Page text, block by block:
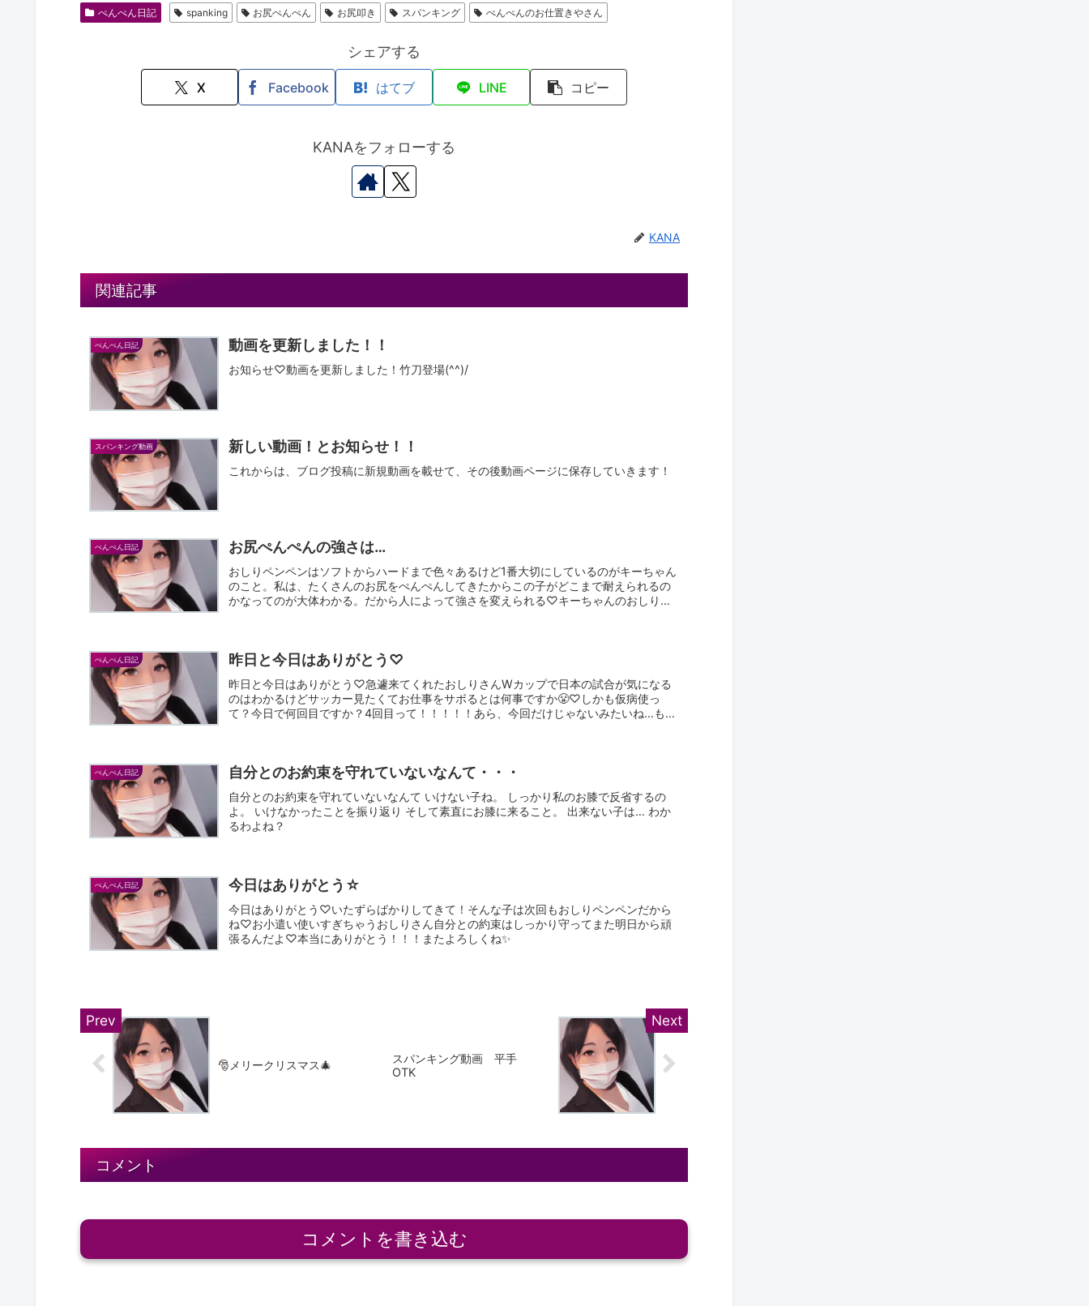
ぺんぺん日記 spanking お尻ぺんぺん お尻叩き スパンキング ぺんぺんのお仕置きやさん
シェアする
X Facebook はてブ LINE コピー
KANAをフォローする
KANA
関連記事
ぺんぺん日記 動画を更新しました！！
お知らせ♡動画を更新しました！竹刀登場(^^)/
スパンキング動画 新しい動画！とお知らせ！！
これからは、ブログ投稿に新規動画を載せて、その後動画ページに保存していきます！
ぺんぺん日記 お尻ぺんぺんの強さは…
おしりペンペンはソフトからハードまで色々あるけど1番大切にしているのがキーちゃん
のこと。私は、たくさんのお尻をぺんぺんしてきたからこの子がどこまで耐えられるの
かなってのが大体わかる。だから人によって強さを変えられる♡キーちゃんのおしりを
ぺんぺん日記 昨日と今日はありがとう♡
昨日と今日はありがとう♡急遽来てくれたおしりさんWカップで日本の試合が気になる
のはわかるけどサッカー見たくてお仕事をサボるとは何事ですか😤♡しかも仮病使っ
て？今日で何回目ですか？4回目って！！！！！あら、今回だけじゃないみたいね…もう
ぺんぺん日記 自分とのお約束を守れていないなんて・・・
自分とのお約束を守れていないなんて いけない子ね。 しっかり私のお膝で反省するの
よ。 いけなかったことを振り返り そして素直にお膝に来ること。 出来ない子は… わか
るわよね？
ぺんぺん日記 今日はありがとう☆
今日はありがとう♡いたずらばかりしてきて！そんな子は次回もおしりペンペンだから
ね♡お小遣い使いすぎちゃうおしりさん自分との約束はしっかり守ってまた明日から頑
張るんだよ♡本当にありがとう！！！またよろしくね✨
🎅メリークリスマス🎄
スパンキング動画 平手
OTK
コメント
コメントを書き込む